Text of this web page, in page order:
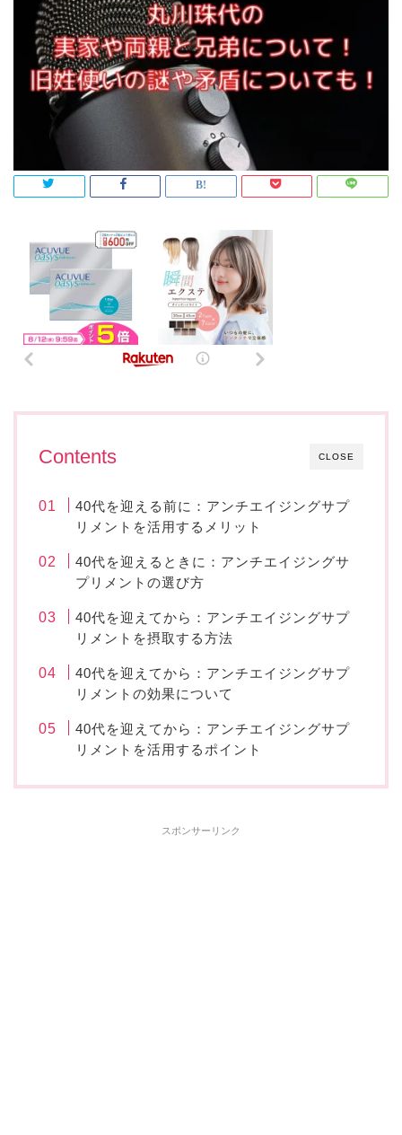
CLOSE
Contents
40代を迎える前に：アンチエイジングサプ
リメントを活用するメリット
40代を迎えるときに：アンチエイジングサ
プリメントの選び方
40代を迎えてから：アンチエイジングサプ
リメントを摂取する方法
40代を迎えてから：アンチエイジングサプ
リメントの効果について
40代を迎えてから：アンチエイジングサプ
リメントを活用するポイント
スポンサーリンク